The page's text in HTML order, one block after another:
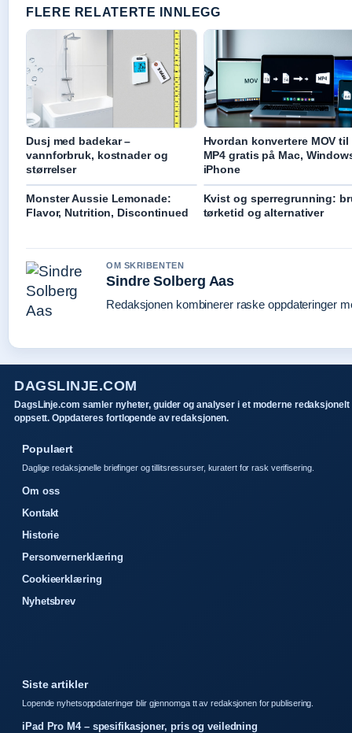
FLERE RELATERTE INNLEGG
Dusj med badekar –
vannforbruk, kostnader og
størrelser
Hvordan konvertere MOV til
MP4 gratis på Mac,
iPhone
Monster Aussie Lemonade:
Flavor, Nutrition, Discontinued
Kvist og sperregrunning:
tørketid og alternativer
OM SKRIBENTEN
Sindre Solberg Aas
Redaksjonen kombinerer raske oppdateringer
DAGSLINJE.COM
DagsLinje.com samler nyheter, guider og analyser i et moderne redaksjonelt
oppsett. Oppdateres fortlopende av redaksjonen.
Populaert
Daglige redaksjonelle briefinger og tillitsressurser, kuratert for rask verifisering.
Om oss
Kontakt
Historie
Personvernerklæring
Cookieerklæring
Nyhetsbrev
Siste artikler
Lopende nyhetsoppdateringer blir gjennomga tt av redaksjonen for publisering.
iPad Pro M4 – spesifikasjoner, pris og veiledning